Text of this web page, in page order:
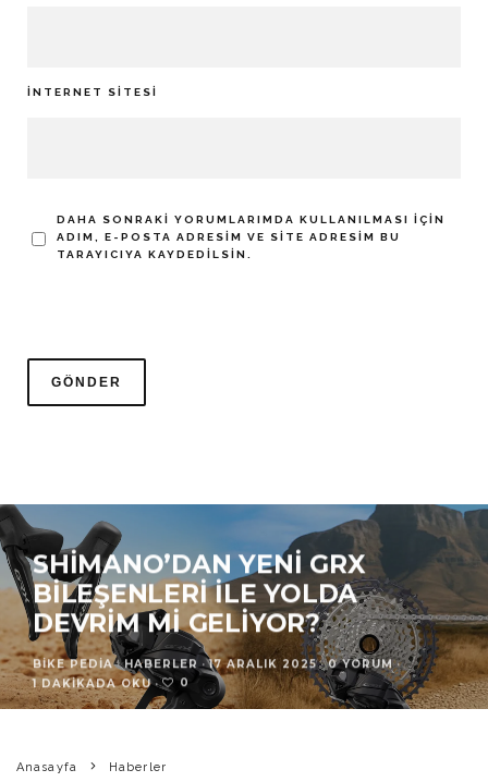
İNTERNET SITESI
DAHA SONRAKI YORUMLARIMDA KULLANILMASI IÇIN
ADIM, E-POSTA ADRESIM VE SITE ADRESIM BU
TARAYICIYA KAYDEDILSIN.
SHIMANO’DAN YENI GRX
BILEŞENLERI ILE YOLDA
DEVRIM MI GELIYOR?
BIKE PEDIA · HABERLER · 17 ARALIK 2025 · 0 YORUM ·
1 DAKIKADA OKU · 0
Anasayfa Haberler